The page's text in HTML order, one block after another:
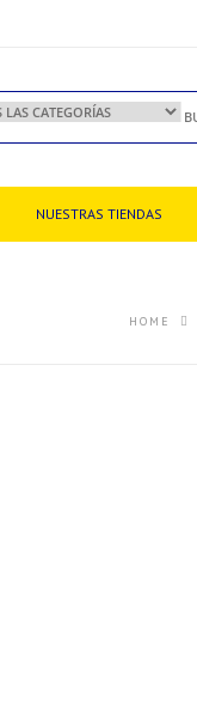
NUESTRAS TIENDAS
HOME